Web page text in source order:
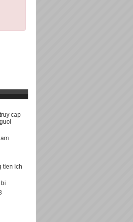
cap
tien ich